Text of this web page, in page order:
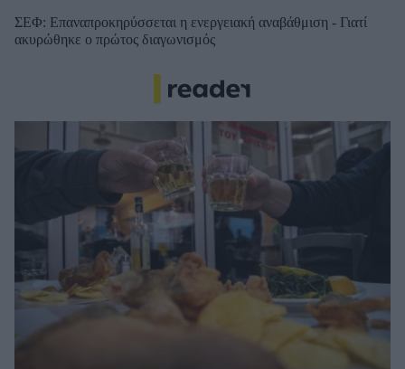
ΣΕΦ: Επαναπροκηρύσσεται η ενεργειακή αναβάθμιση - Γιατί
ακυρώθηκε ο πρώτος διαγωνισμός